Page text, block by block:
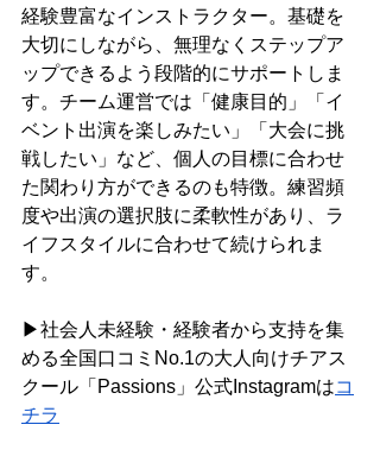
経験豊富なインストラクター。基礎を
大切にしながら、無理なくステップア
ップできるよう段階的にサポートしま
す。チーム運営では「健康目的」「イ
ベント出演を楽しみたい」「大会に挑
戦したい」など、個人の目標に合わせ
た関わり方ができるのも特徴。練習頻
度や出演の選択肢に柔軟性があり、ラ
イフスタイルに合わせて続けられま
す。
▶社会人未経験・経験者から支持を集
める全国口コミNo.1の大人向けチアス
クール「Passions」公式Instagramはコ
チラ